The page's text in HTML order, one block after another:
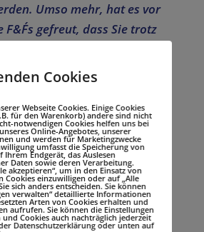
Umso mehr, hat es vor
gefreut, dass Sie trotz
und unseren F&F´s diese
bestärkt haben, an uns zu
uns wieder einen Weg zurück
Leben zu finden.
wurden gut in die Invictus
und wir konnten Sie
der Invictus Games infizieren,
Cookies
Webseite Cookies. Einige Cookies
für den Warenkorb) andere sind nicht
notwendigen Cookies helfen uns bei
Online-Angebotes, unserer
und werden für Marketingzwecke
umfasst die Speicherung von
Endgerät, das Auslesen
Daten sowie deren Verarbeitung.
akzeptieren“, um in den Einsatz von
Cookies einzuwilligen oder auf „Alle
sich anders entscheiden. Sie können
verwalten“ detaillierte Informationen
Arten von Cookies erhalten und
aufrufen. Sie können die Einstellungen
Cookies auch nachträglich jederzeit
Datenschutzerklärung oder unten auf